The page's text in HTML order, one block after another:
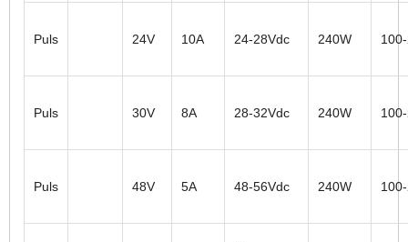
Puls 24V 10A 24-28Vdc 240W
Puls 30V 8A 28-32Vdc 240W
Puls 48V 5A 48-56Vdc 240W